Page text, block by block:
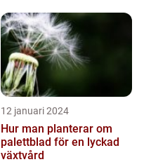
12 januari 2024
Hur man planterar om
palettblad för en lyckad
växtvård